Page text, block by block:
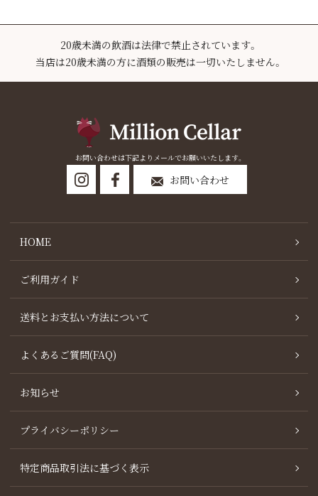
20歳未満の飲酒は法律で禁止されています。
当店は20歳未満の方に酒類の販売は一切いたしません。
お問い合わせは下記よりメールでお願いいたします。
お問い合わせ
HOME
ご利用ガイド
送料とお支払い方法について
よくあるご質問(FAQ)
お知らせ
プライバシーポリシー
特定商品取引法に基づく表示